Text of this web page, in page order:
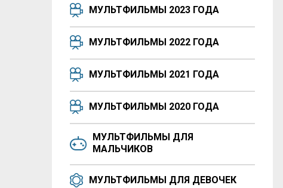
МУЛЬТФИЛЬМЫ 2023 ГОДА
МУЛЬТФИЛЬМЫ 2022 ГОДА
МУЛЬТФИЛЬМЫ 2021 ГОДА
МУЛЬТФИЛЬМЫ 2020 ГОДА
МУЛЬТФИЛЬМЫ ДЛЯ
МАЛЬЧИКОВ
МУЛЬТФИЛЬМЫ ДЛЯ ДЕВОЧЕК